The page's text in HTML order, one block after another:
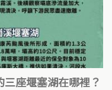
三座堰塞湖在哪裡？